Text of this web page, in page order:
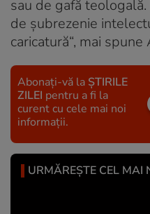
sau de gafă
de șubrezenie
caricatură“, mai
Abonați-vă la ȘTIRILE
ZILEI pentru a fi la
curent cu cele mai noi
informații.
URMĂREȘTE CEL MAI